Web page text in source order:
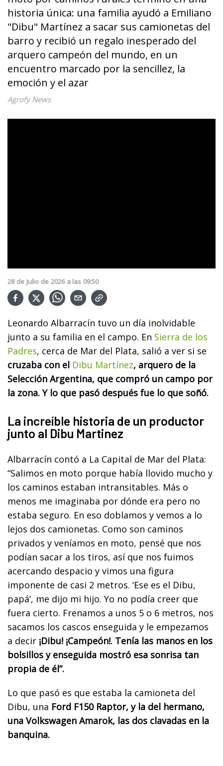
historia única: una familia ayudó a Emiliano
"Dibu" Martínez a sacar sus camionetas del
barro y recibió un regalo inesperado del
arquero campeón del mundo, en un
encuentro marcado por la sencillez, la
emoción y el azar
Agrofy News
28 de Julio de 2026 a las 09:50
Leonardo Albarracín tuvo un día inolvidable
junto a su familia en el campo. En Sierra de los
Padres, cerca de Mar del Plata, salió a ver si se
cruzaba con el Dibu Martínez, arquero de la
Selección Argentina, que compró un campo por
la zona. Y lo que pasó después fue lo que soñó.
La increíble historia de un productor
junto al Dibu Martinez
Albarracín contó a La Capital de Mar del Plata:
“Salimos en moto porque había llovido mucho y
los caminos estaban intransitables. Más o
menos me imaginaba por dónde era pero no
estaba seguro. En eso doblamos y vemos a lo
lejos dos camionetas. Como son caminos
privados y veníamos en moto, pensé que nos
podían sacar a los tiros, así que nos fuimos
acercando despacio y vimos una figura
imponente de casi 2 metros. ‘Ese es el Dibu,
papá’, me dijo mi hijo. Yo no podía creer que
fuera cierto. Frenamos a unos 5 o 6 metros, nos
sacamos los cascos enseguida y le empezamos
a decir ¡Dibu! ¡Campeón!. Tenía las manos en los
bolsillos y enseguida mostró esa sonrisa tan
propia de él”.
Lo que pasó es que estaba la camioneta del
Dibu, una Ford F150 Raptor, y la del hermano,
una Volkswagen Amarok, las dos clavadas en la
banquina.